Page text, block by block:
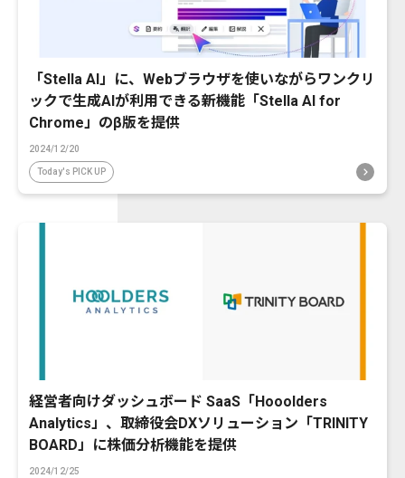
「Stella AI」に、Webブラウザを使いながらワンクリ
ックで生成AIが利用できる新機能「Stella AI for
Chrome」のβ版を提供
2024/12/20
Today's PICK UP
経営者向けダッシュボード SaaS「Hooolders
Analytics」、取締役会DXソリューション「TRINITY
BOARD」に株価分析機能を提供
2024/12/25